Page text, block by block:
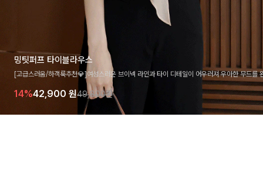
밍팃퍼프 타이블라우스
[고급스러움/하객룩추천💎]여성스러운 브이넥 라인과 타이 디테일이 어우러져 우아한 무드를
라우스 🤍 여유로운 7부 소매로 편안하게 착용되며 데일리룩부터 출근룩, 하객룩까지 세련된
기 좋은 아이템이에요
14%42,900 원49,800원